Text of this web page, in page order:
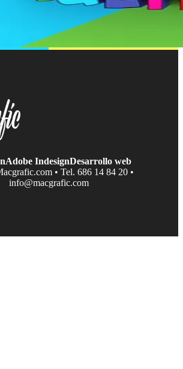
Adobe IndesignDesarrollo web
• Tel. 686 14 84 20 •
info@macgrafic.com